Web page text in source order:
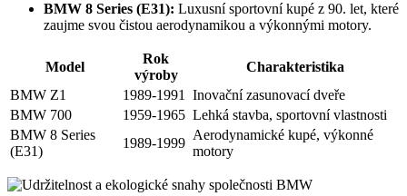
BMW 8 Series (E31): Luxusní sportovní kupé z 90. let, které
zaujme svou čistou aerodynamikou a výkonnými motory.
Model
Rok
výroby
Charakteristika
BMW Z1
1989-1991
Inovační zasunovací dveře
BMW 700
1959-1965 Lehká stavba, sportovní vlastnosti
BMW 8 Series
(E31)
1989-1999
Aerodynamické kupé, výkonné
motory